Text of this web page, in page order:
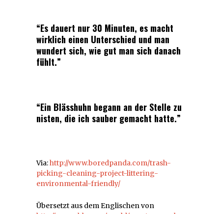
“Es dauert nur 30 Minuten, es macht
wirklich einen Unterschied und man
wundert sich, wie gut man sich danach
fühlt.”
“Ein Blässhuhn begann an der Stelle zu
nisten, die ich sauber gemacht hatte.”
Via:http://www.boredpanda.com/trash-
picking-cleaning-project-littering-
environmental-friendly/
Übersetzt aus dem Englischen von